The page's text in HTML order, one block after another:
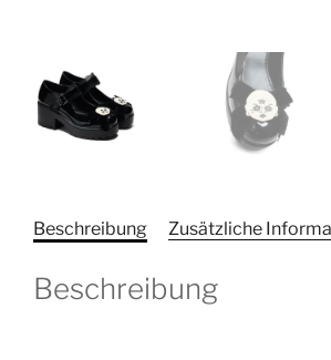
Beschreibung Zusätzliche
Beschreibung